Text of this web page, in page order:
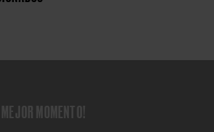
MOMENTO!